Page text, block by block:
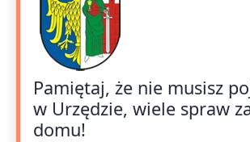
Pamiętaj, że nie musisz
w Urzędzie, wiele spraw
domu!